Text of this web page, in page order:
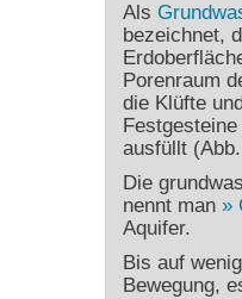
Als
bezeichnet,
Porenraum
die Klüfte
ausfüllt
Die
nennt man
Aquifer.
Bis auf
Bewegung,